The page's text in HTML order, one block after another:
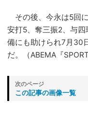
その後、今永は5回
安打5、奪三振2、与
備にも助けられ7月30
だ。（ABEMA『
この記事の画像一覧